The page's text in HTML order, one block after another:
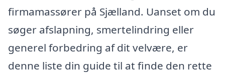
firmamassører på Sjælland. Uanset om du
søger afslapning, smertelindring eller
generel forbedring af dit velvære, er
denne liste din guide til at finde den rette